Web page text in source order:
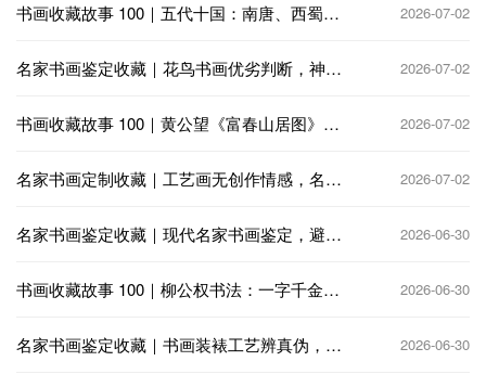
书画收藏故事 100｜五代十国：南唐、西蜀偏
2026-07-02
名家书画鉴定收藏｜花鸟书画优劣判断，神韵
2026-07-02
书画收藏故事 100｜黄公望《富春山居图》：
2026-07-02
名家书画定制收藏｜工艺画无创作情感，名家
2026-07-02
名家书画鉴定收藏｜现代名家书画鉴定，避免
2026-06-30
书画收藏故事 100｜柳公权书法：一字千金，
2026-06-30
名家书画鉴定收藏｜书画装裱工艺辨真伪，老
2026-06-30